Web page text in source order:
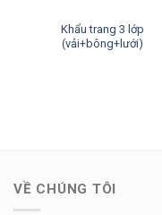
Khẩu trang 3 lớp
(vải+bông+lưới)
VỀ CHÚNG TÔI